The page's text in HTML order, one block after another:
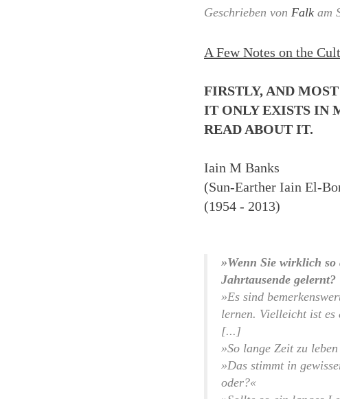
Geschrieben von Falk am
A Few Notes on the
FIRSTLY, AND
IT ONLY EXISTS IN
READ ABOUT IT.
Iain M Banks
(Sun-Earther Iain El-
(1954 - 2013)
»Wenn Sie wirklich
Jahrtausende
»Es sind
lernen. Vielleicht ist es
[...]
»So lange Zeit zu
»Das stimmt in
oder?«